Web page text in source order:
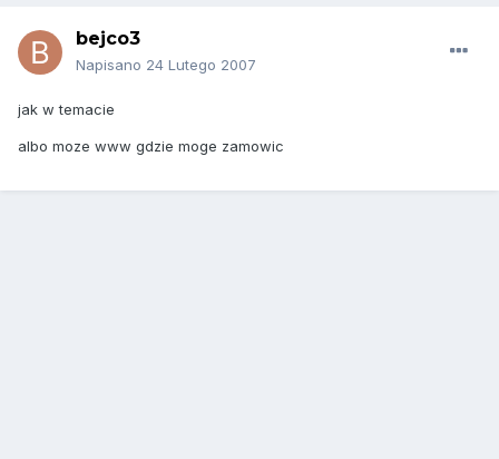
bejco3
Napisano 24 Lutego 2007
jak w temacie
albo moze www gdzie moge zamowic